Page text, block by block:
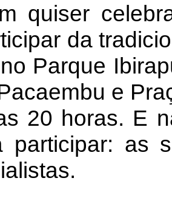
quiser
da
Parque
e
20 horas. E
participar: as